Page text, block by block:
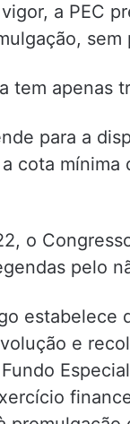
a PEC
tem apenas
para a
cota
o
pelo
estabelece
e